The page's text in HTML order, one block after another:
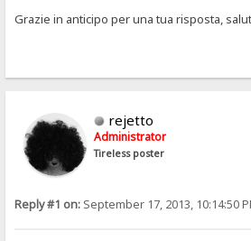
Grazie in anticipo per una tua risposta,
rejetto
Administrator
Tireless poster
Reply #1 on: September 17, 2013, 10:14:50